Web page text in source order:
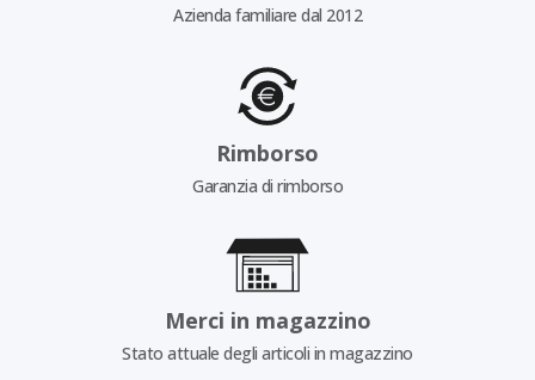
Azienda familiare dal 2012
Rimborso
Garanzia di rimborso
Merci in magazzino
Stato attuale degli articoli in magazzino